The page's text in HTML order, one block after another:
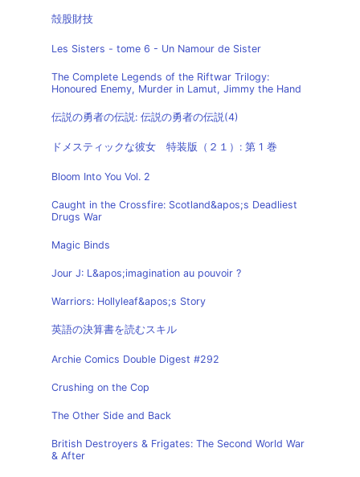
殻股財技
Les Sisters - tome 6 - Un Namour de Sister
The Complete Legends of the Riftwar Trilogy:
Honoured Enemy, Murder in Lamut, Jimmy the Hand
伝説の勇者の伝説: 伝説の勇者の伝説(4)
ドメスティックな彼女 特装版（２１）: 第 1 巻
Bloom Into You Vol. 2
Caught in the Crossfire: Scotland&apos;s Deadliest
Drugs War
Magic Binds
Jour J: L&apos;imagination au pouvoir ?
Warriors: Hollyleaf&apos;s Story
英語の決算書を読むスキル
Archie Comics Double Digest #292
Crushing on the Cop
The Other Side and Back
British Destroyers & Frigates: The Second World War
& After